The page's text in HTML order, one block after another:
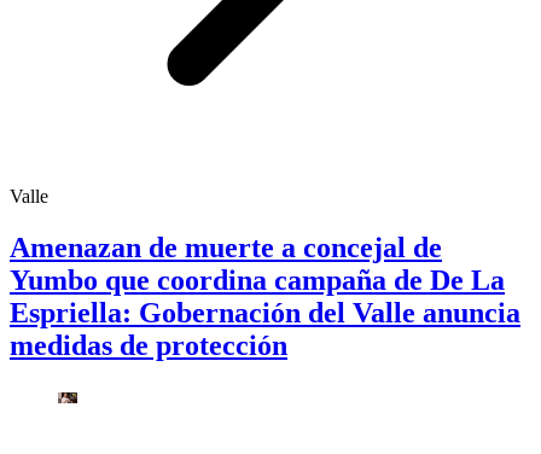
Valle
Amenazan de muerte a concejal de
Yumbo que coordina campaña de De La
Espriella: Gobernación del Valle anuncia
medidas de protección